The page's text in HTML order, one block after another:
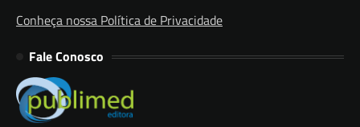
Conheça nossa Política de Privacidade
Fale Conosco